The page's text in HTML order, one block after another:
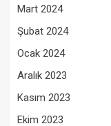
Mart 2024
Şubat 2024
Ocak 2024
Aralık 2023
Kasım 2023
Ekim 2023